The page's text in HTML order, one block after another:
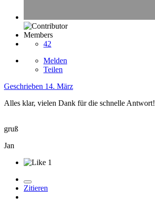
Members
42
Melden
Teilen
Geschrieben 14. März
Alles klar, vielen Dank für die schnelle Antwort!
gruß
Jan
1
Zitieren